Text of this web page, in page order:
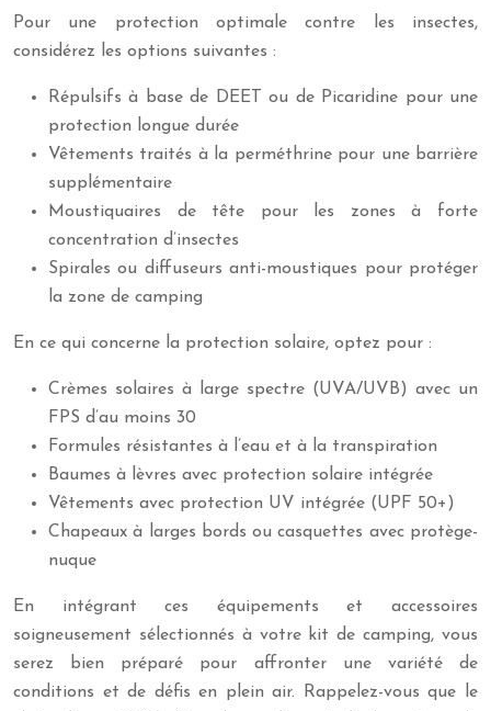
Pour une protection optimale contre les insectes,
considérez les options suivantes :
Répulsifs à base de DEET ou de Picaridine pour une
protection longue durée
Vêtements traités à la perméthrine pour une barrière
supplémentaire
Moustiquaires de tête pour les zones à forte
concentration d’insectes
Spirales ou diffuseurs anti-moustiques pour protéger
la zone de camping
En ce qui concerne la protection solaire, optez pour :
Crèmes solaires à large spectre (UVA/UVB) avec un
FPS d’au moins 30
Formules résistantes à l’eau et à la transpiration
Baumes à lèvres avec protection solaire intégrée
Vêtements avec protection UV intégrée (UPF 50+)
Chapeaux à larges bords ou casquettes avec protège-
nuque
En intégrant ces équipements et accessoires
soigneusement sélectionnés à votre kit de camping, vous
serez bien préparé pour affronter une variété de
conditions et de défis en plein air. Rappelez-vous que le